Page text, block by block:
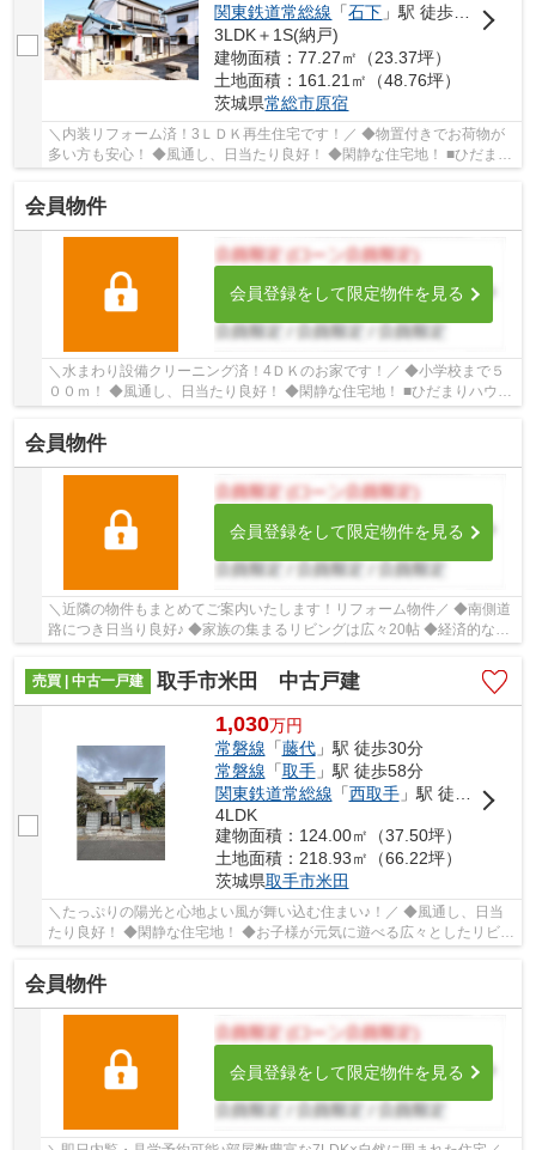
関東鉄道常総線 「石下 」駅 徒歩32分
3LDK＋1S(納戸)
建物面積：77.27㎡（23.37坪）
土地面積：161.21㎡（48.76坪）
茨城県常総市原宿
＼内装リフォーム済！3ＬＤＫ再生住宅です！／ ◆物置付きでお荷物が
多い方も安心！ ◆風通し、日当たり良好！ ◆閑静な住宅地！ ■ひだまり
ハウスは、お客様一人ひとりの幸せを描くマイ...
会員物件
会員登録をして限定物件を見る
＼水まわり設備クリーニング済！4ＤＫのお家です！／ ◆小学校まで５
００ｍ！ ◆風通し、日当たり良好！ ◆閑静な住宅地！ ■ひだまりハウス
は、お客様一人ひとりの幸せを描くマイホーム...
会員物件
会員登録をして限定物件を見る
＼近隣の物件もまとめてご案内いたします！リフォーム物件／ ◆南側道
路につき日当り良好♪ ◆家族の集まるリビングは広々20帖 ◆経済的な都
売買 | 中古一戸建
取手市米田 中古戸建
1,030万円
常磐線 「藤代」駅 徒歩30分
常磐線 「取手」駅 徒歩58分
関東鉄道常総線 「西取手」駅 徒歩60分
4LDK
建物面積：124.00㎡（37.50坪）
土地面積：218.93㎡（66.22坪）
茨城県取手市米田
＼たっぷりの陽光と心地よい風が舞い込む住まい♪！／ ◆風通し、日当
たり良好！ ◆閑静な住宅地！ ◆お子様が元気に遊べる広々としたリビン
会員物件
会員登録をして限定物件を見る